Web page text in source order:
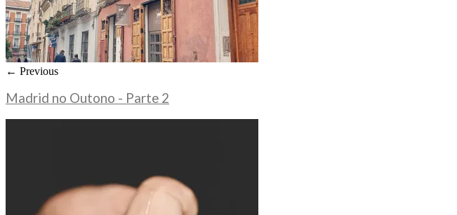
← Previous
Madrid no Outono - Parte 2